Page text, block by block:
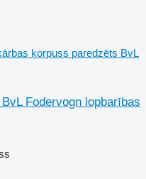
korpuss paredzēts BvL
Fodervogn lopbarības